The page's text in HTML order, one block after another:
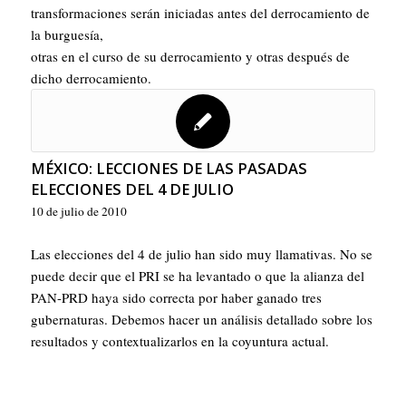
transformaciones serán iniciadas antes del derrocamiento de
la burguesía,
otras en el curso de su derrocamiento y otras después de
dicho derrocamiento.
MÉXICO: LECCIONES DE LAS PASADAS
ELECCIONES DEL 4 DE JULIO
10 de julio de 2010
Las elecciones del 4 de julio han sido muy llamativas. No se
puede decir que el PRI se ha levantado o que la alianza del
PAN-PRD haya sido correcta por haber ganado tres
gubernaturas. Debemos hacer un análisis detallado sobre los
resultados y contextualizarlos en la coyuntura actual.